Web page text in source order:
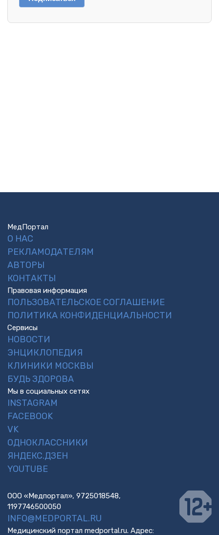
МедПортал
О НАС
РЕКЛАМОДАТЕЛЯМ
АВТОРЫ
КОНТАКТЫ
Правовая информация
ПОЛЬЗОВАТЕЛЬСКОЕ СОГЛАШЕНИЕ
ПОЛИТИКА КОНФИДЕНЦИАЛЬНОСТИ
Сервисы
НОВОСТИ
ЭНЦИКЛОПЕДИЯ
КЛИНИКИ МОСКВЫ
БУДЬ ЗДОРОВА
Мы в социальных сетях
INSTAGRAM
FACEBOOK
VK
ОДНОКЛАССНИКИ
ЯНДЕКС.ДЗЕН
YOUTUBE
ООО «Медпортал», 9725018548,
1197746500050
INFO@MEDPORTAL.RU
Медицинский портал medportal.ru. Адрес: